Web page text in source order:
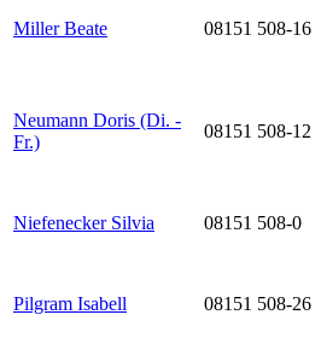
Miller Beate 08151 508-16
Neumann Doris (Di. -
Fr.)
08151 508-12
Niefenecker Silvia 08151 508-0
Pilgram Isabell 08151 508-26